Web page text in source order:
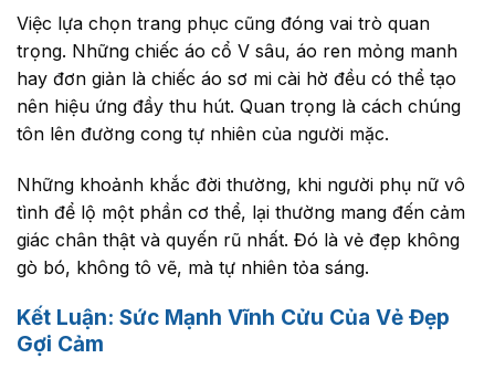
Việc lựa chọn trang phục cũng đóng vai trò quan
trọng. Những chiếc áo cổ V sâu, áo ren mỏng manh
hay đơn giản là chiếc áo sơ mi cài hờ đều có thể tạo
nên hiệu ứng đầy thu hút. Quan trọng là cách chúng
tôn lên đường cong tự nhiên của người mặc.
Những khoảnh khắc đời thường, khi người phụ nữ vô
tình để lộ một phần cơ thể, lại thường mang đến cảm
giác chân thật và quyến rũ nhất. Đó là vẻ đẹp không
gò bó, không tô vẽ, mà tự nhiên tỏa sáng.
Kết Luận: Sức Mạnh Vĩnh Cửu Của Vẻ Đẹp
Gợi Cảm